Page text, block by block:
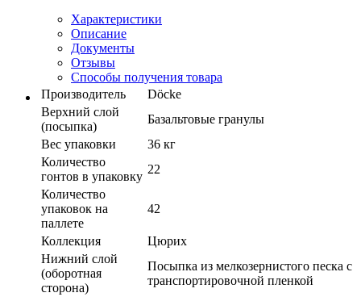
Характеристики
Описание
Документы
Отзывы
Способы получения товара
Производитель
Döcke
Верхний слой
(посыпка)
Базальтовые гранулы
Вес упаковки
36 кг
Количество
гонтов в упаковку
22
Количество
упаковок на
паллете
42
Коллекция
Цюрих
Нижний слой
(оборотная
сторона)
Посыпка из мелкозернистого песка с
транспортировочной пленкой